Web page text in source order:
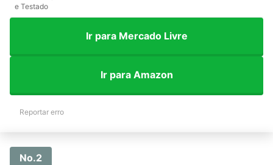
e Testado
Ir para Mercado Livre
Ir para Amazon
Reportar erro
No.2